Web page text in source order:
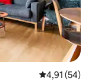
4,91 de uma
4,91 (54)